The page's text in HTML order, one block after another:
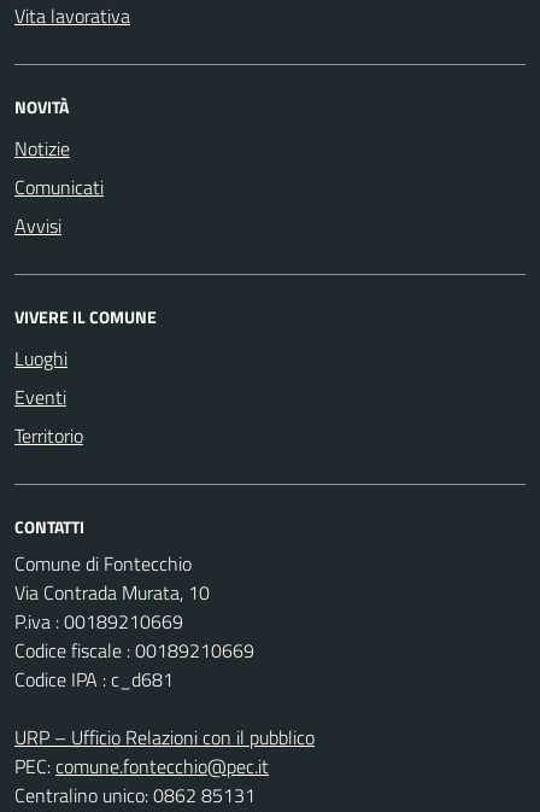
Vita lavorativa
NOVITÀ
Notizie
Comunicati
Avvisi
VIVERE IL COMUNE
Luoghi
Eventi
Territorio
CONTATTI
Comune di Fontecchio
Via Contrada Murata, 10
P.iva : 00189210669
Codice fiscale : 00189210669
Codice IPA : c_d681
URP – Ufficio Relazioni con il pubblico
PEC:comune.fontecchio@pec.it
Centralino unico: 0862 85131